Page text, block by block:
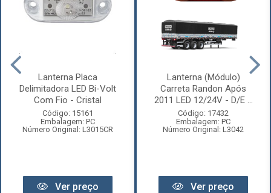
Lanterna Placa
Delimitadora LED Bi-Volt
Com Fio - Cristal
Código: 15161
Embalagem: PC
Número Original: L3015CR
Ver preço
Lanterna (Módulo)
Carreta Randon Após
2011 LED 12/24V - D/E ...
Código: 17432
Embalagem: PC
Número Original: L3042
Ver preço